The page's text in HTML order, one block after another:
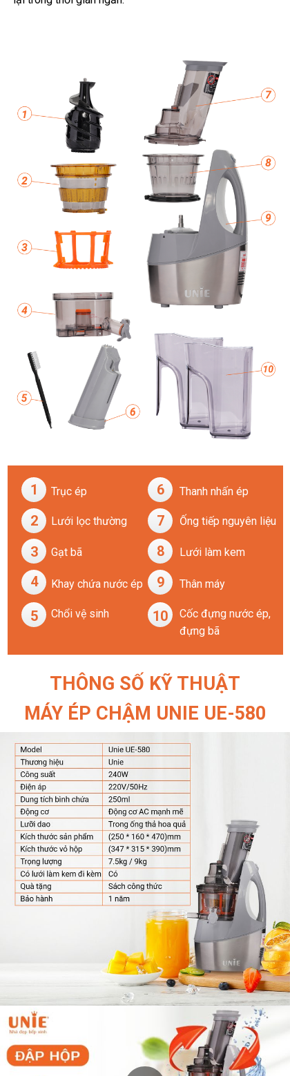
1
2
3
4
5
6
7
8
9
10
Trục ép
Lưới lọc thường
Gạt bã
Khay chứa nước ép
Chổi vệ sinh
Thanh nhấn ép
Ống tiếp nguyên liệu
Lưới làm kem
Thân máy
Cốc đựng nước ép,
đựng bã
THÔNG SỐ KỸ THUẬT
MÁY ÉP CHẬM UNIE UE-580